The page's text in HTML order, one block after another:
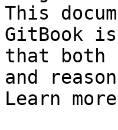
This
GitBook
that both
and
Learn